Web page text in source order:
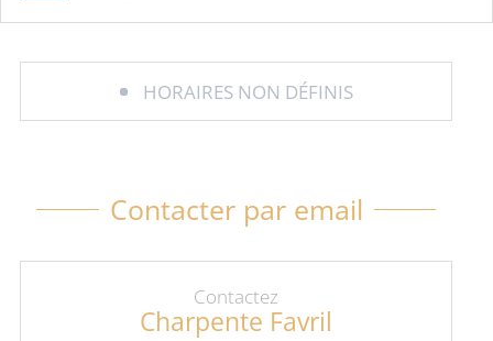
HORAIRES NON DÉFINIS
Contacter par email
Contactez
Charpente Favril